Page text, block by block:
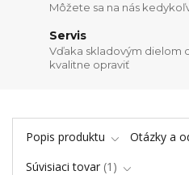
Môžete sa na nás
Servis
Vďaka skladovým dielom
kvalitne opraviť
Popis produktu Otázky a
Súvisiaci tovar 1